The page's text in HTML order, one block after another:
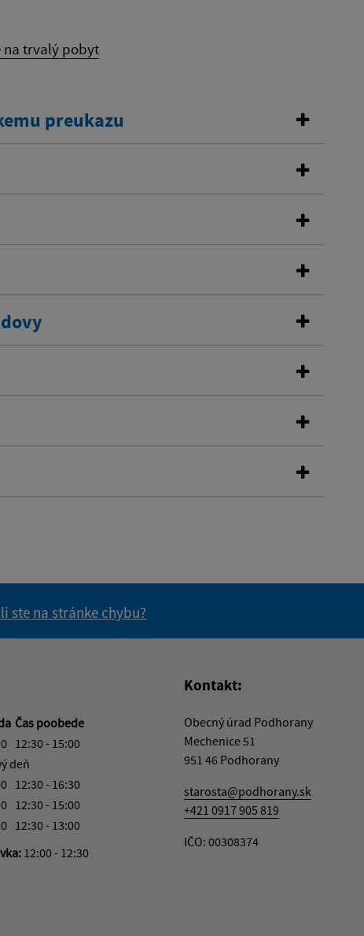
na trvalý pobyt
preukazu
ste na stránke chybu?
Čas poobede
12:30 - 15:00
deň
12:30 - 16:30
12:30 - 15:00
12:30 - 13:00
12:00 - 12:30
Kontakt:
Obecný úrad Podhorany
Mechenice 51
951 46 Podhorany
starosta@podhorany.sk
+421 0917 905 819
IČO: 00308374